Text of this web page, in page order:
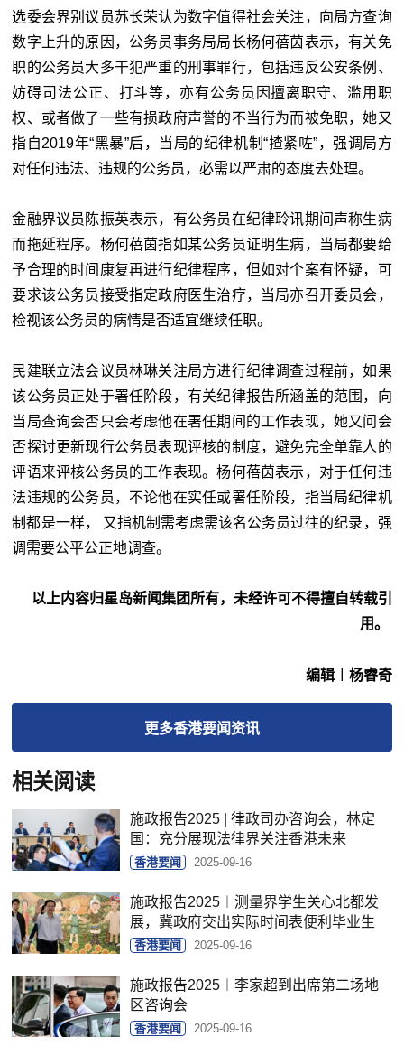
选委会界别议员苏长荣认为数字值得社会关注，向局方查询
数字上升的原因，公务员事务局局长杨何蓓茵表示，有关免
职的公务员大多干犯严重的刑事罪行，包括违反公安条例、
妨碍司法公正、打斗等，亦有公务员因擅离职守、滥用职
权、或者做了一些有损政府声誉的不当行为而被免职，她又
指自2019年“黑暴”后，当局的纪律机制“揸紧咗”，强调局方
对任何违法、违规的公务员，必需以严肃的态度去处理。
金融界议员陈振英表示，有公务员在纪律聆讯期间声称生病
而拖延程序。杨何蓓茵指如某公务员证明生病，当局都要给
予合理的时间康复再进行纪律程序，但如对个案有怀疑，可
要求该公务员接受指定政府医生治疗，当局亦召开委员会，
检视该公务员的病情是否适宜继续任职。
民建联立法会议员林琳关注局方进行纪律调查过程前，如果
该公务员正处于署任阶段，有关纪律报告所涵盖的范围，向
当局查询会否只会考虑他在署任期间的工作表现，她又问会
否探讨更新现行公务员表现评核的制度，避免完全单靠人的
评语来评核公务员的工作表现。杨何蓓茵表示，对于任何违
法违规的公务员，不论他在实任或署任阶段，指当局纪律机
制都是一样， 又指机制需考虑需该名公务员过往的纪录，强
调需要公平公正地调查。
以上内容归星岛新闻集团所有，未经许可不得擅自转载引
用。
编辑︱杨睿奇
更多香港要闻资讯
相关阅读
施政报告2025 | 律政司办咨询会，林定
国：充分展现法律界关注香港未来
香港要闻 2025-09-16
施政报告2025︱测量界学生关心北都发
展，冀政府交出实际时间表便利毕业生
香港要闻 2025-09-16
施政报告2025︱李家超到出席第二场地
区咨询会
香港要闻 2025-09-16